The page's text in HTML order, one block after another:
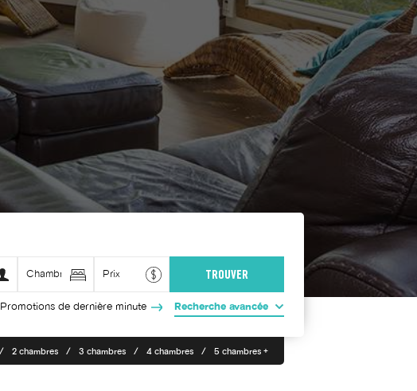
Promotions de dernière minute Recherche avancée
2 chambres 3 chambres 4 chambres 5 chambres +